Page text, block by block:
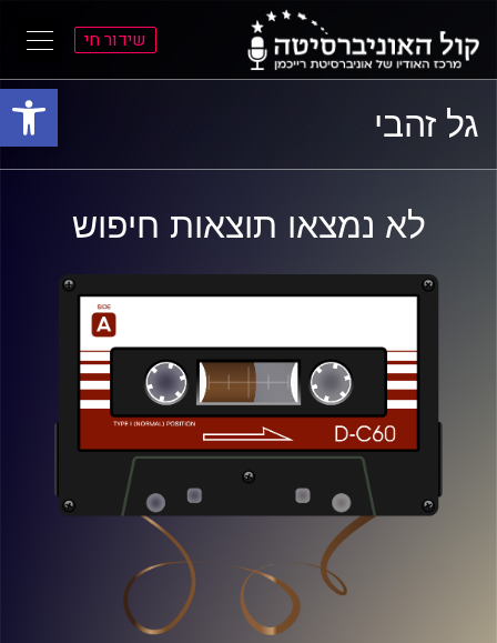
פתח
התפריט
הראשי
התוכן
הראשי
שידור חי
גל זהבי
לא נמצאו תוצאות חיפוש